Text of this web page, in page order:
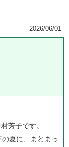
2026/06/01
芳子です。
夏に、まとまっ